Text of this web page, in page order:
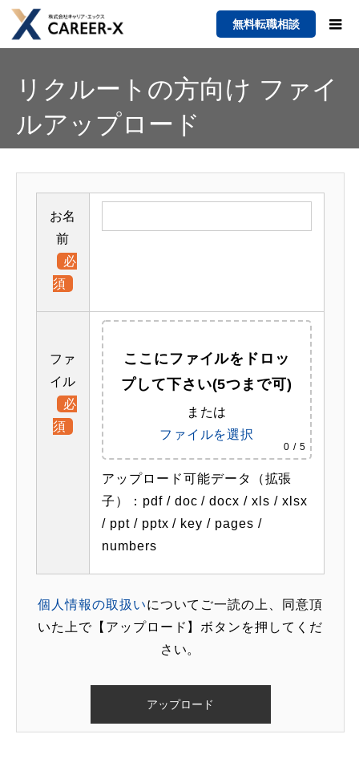
無料転職相談
リクルートの方向け ファイ
ルアップロード
お名
前
必
須
ファ
イル
必
須
ここにファイルをドロッ
プして下さい(5つまで可)
または
ファイルを選択
0 / 5
アップロード可能データ（拡張
子）：pdf / doc / docx / xls / xlsx
/ ppt / pptx / key / pages /
numbers
個人情報の取扱いについてご一読の上、同意頂
いた上で【アップロード】ボタンを押してくだ
さい。